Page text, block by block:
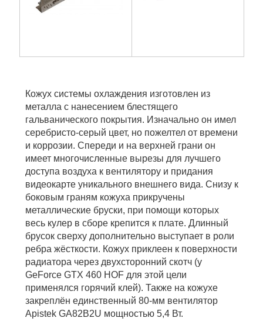
Кожух системы охлаждения изготовлен из
металла с нанесением блестящего
гальванического покрытия. Изначально он имел
серебристо-серый цвет, но пожелтел от времени
и коррозии. Спереди и на верхней грани он
имеет многочисленные вырезы для лучшего
доступа воздуха к вентилятору и придания
видеокарте уникального внешнего вида. Снизу к
боковым граням кожуха прикручены
металлические бруски, при помощи которых
весь кулер в сборе крепится к плате. Длинный
брусок сверху дополнительно выступает в роли
ребра жёсткости. Кожух приклеен к поверхности
радиатора через двухсторонний скотч (у
GeForce GTX 460 HOF для этой цели
применялся горячий клей). Также на кожухе
закреплён единственный 80-мм вентилятор
Apistek GA82B2U мощностью 5,4 Вт.